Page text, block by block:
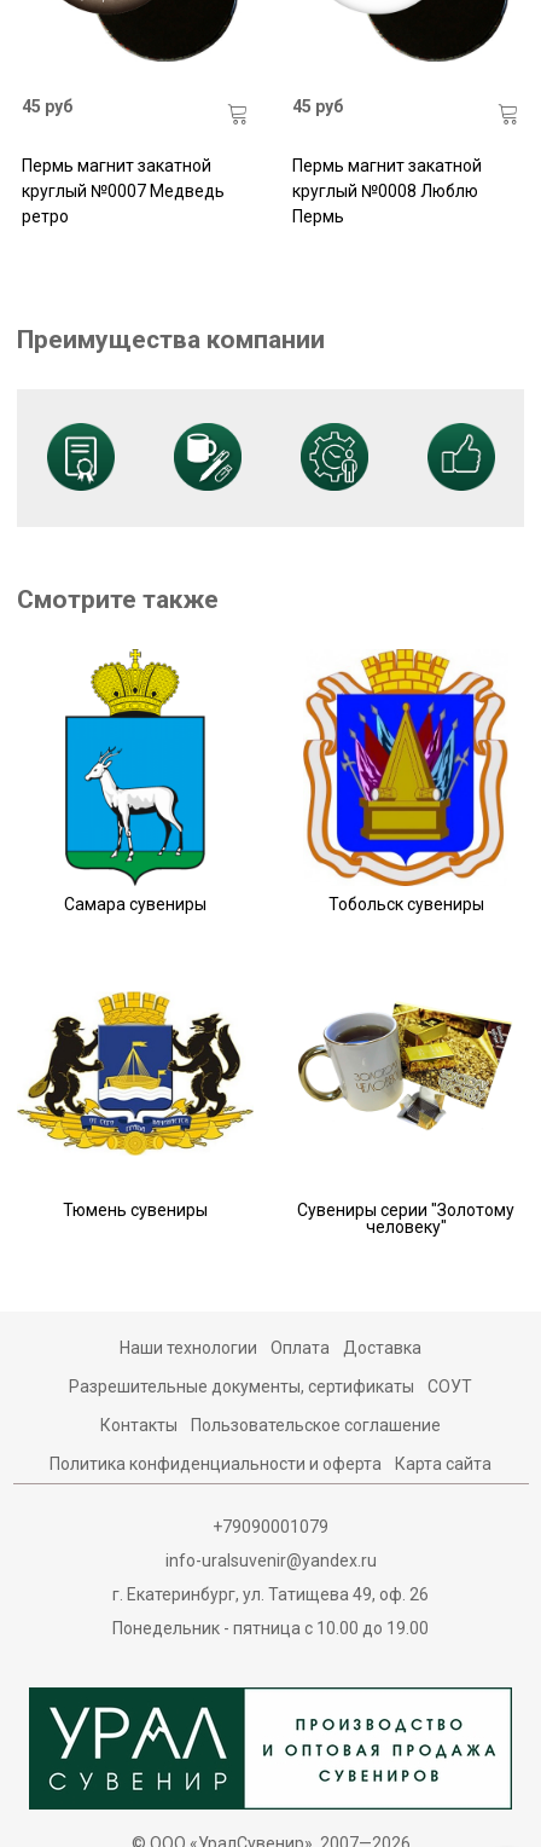
45 руб
Пермь магнит закатной
круглый №0007 Медведь
ретро
45 руб
Пермь магнит закатной
круглый №0008 Люблю
Пермь
Преимущества компании
Смотрите также
Самара сувениры Тобольск сувениры
Тюмень сувениры
Сувениры серии "Золотому
человеку"
Наши технологии Оплата Доставка
Разрешительные документы, сертификаты СОУТ
Контакты Пользовательское соглашение
Политика конфиденциальности и оферта Карта сайта
+79090001079
info-uralsuvenir@yandex.ru
г. Екатеринбург, ул. Татищева 49, оф. 26
Понедельник - пятница с 10.00 до 19.00